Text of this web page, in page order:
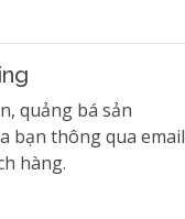
quảng bá sản
bạn thông qua email
hàng.